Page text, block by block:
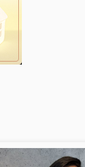
の差。
？」そう思
に差が出ま
要な場所へ
だけではな
考えながら
アコン室
回収 ✔ 建